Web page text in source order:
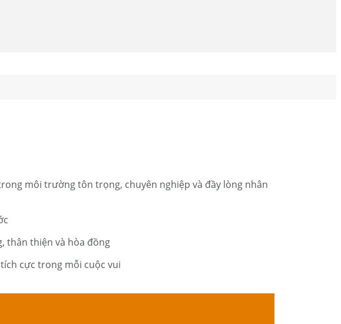
môi trường tôn trọng, chuyên nghiệp và đầy lòng nhân
thân thiện và hòa đồng
cực trong mỗi cuộc vui